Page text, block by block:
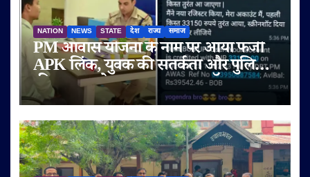
NATION NEWS STATE देश राज्य समाज
PM आवास योजना के नाम पर आया फर्जी
APK लिंक, युवक की सतर्कता और पुलिस
की तत्परता से टला बड़ा साइबर फ्रॉड